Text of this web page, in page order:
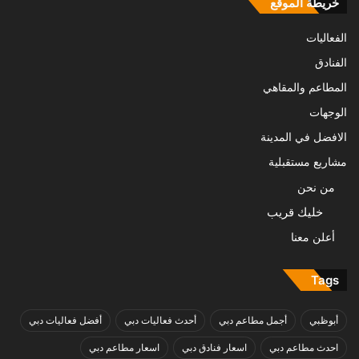
خريطة الموقع
الفعاليات
الفنادق
المطاعم والمقاهي
الوجهات
الافضل في المدينة
مشاريع مستقبلية
من نحن
خليك قريب
أعلن معنا
Tags
أبوظبي أجمل مطاعم دبي أحدث فعاليات دبي أفضل فعاليات دبي
احدث مطاعم دبي اسعار فنادق دبي اسعار مطاعم دبي